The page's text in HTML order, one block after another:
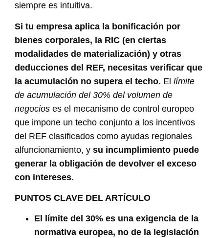
siempre es intuitiva.
Si tu empresa aplica la bonificación por
bienes corporales, la RIC (en ciertas
modalidades de materialización) y otras
deducciones del REF, necesitas verificar que
la acumulación no supera el techo. El límite
de acumulación del 30% del volumen de
negocios es el mecanismo de control europeo
que impone un techo conjunto a los incentivos
del REF clasificados como ayudas regionales
alfuncionamiento, y su incumplimiento puede
generar la obligación de devolver el exceso
con intereses.
PUNTOS CLAVE DEL ARTÍCULO
El límite del 30% es una exigencia de la
normativa europea, no de la legislación